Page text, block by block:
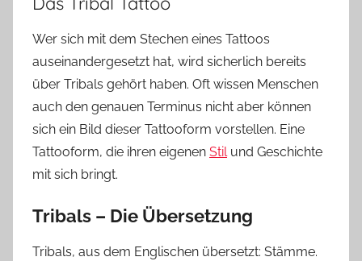
Wer sich mit dem Stechen eines Tattoos
auseinandergesetzt hat, wird sicherlich bereits
über Tribals gehört haben. Oft wissen Menschen
auch den genauen Terminus nicht aber können
sich ein Bild dieser Tattooform vorstellen. Eine
Tattooform, die ihren eigenen Stil und Geschichte
mit sich bringt.
Tribals – Die Übersetzung
Tribals, aus dem Englischen übersetzt: Stämme.